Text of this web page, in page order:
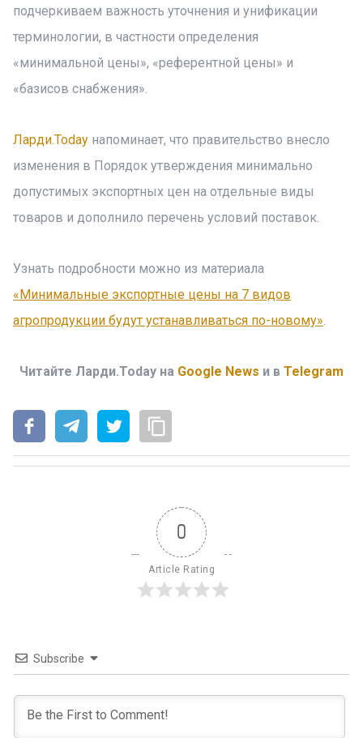
подчеркиваем важность уточнения и унификации
терминологии, в частности определения
«минимальной цены», «референтной цены» и
«базисов снабжения».
Ларди.Today напоминает, что правительство внесло
изменения в Порядок утверждения минимально
допустимых экспортных цен на отдельные виды
товаров и дополнило перечень условий поставок.
Узнать подробности можно из материала
«Минимальные экспортные цены на 7 видов
агропродукции будут устанавливаться по-новому».
Читайте Ларди.Today на Google News и в Telegram
0
Article Rating
Subscribe